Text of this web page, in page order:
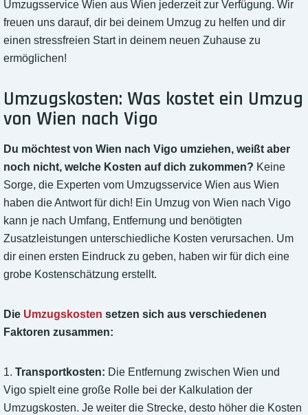
Umzugsservice Wien aus Wien jederzeit zur Verfügung. Wir
freuen uns darauf, dir bei deinem Umzug zu helfen und dir
einen stressfreien Start in deinem neuen Zuhause zu
ermöglichen!
Umzugskosten: Was kostet ein Umzug
von Wien nach Vigo
Du möchtest von Wien nach Vigo umziehen, weißt aber
noch nicht, welche Kosten auf dich zukommen? Keine
Sorge, die Experten vom Umzugsservice Wien aus Wien
haben die Antwort für dich! Ein Umzug von Wien nach Vigo
kann je nach Umfang, Entfernung und benötigten
Zusatzleistungen unterschiedliche Kosten verursachen. Um
dir einen ersten Eindruck zu geben, haben wir für dich eine
grobe Kostenschätzung erstellt.
Die Umzugskosten setzen sich aus verschiedenen
Faktoren zusammen:
1. Transportkosten: Die Entfernung zwischen Wien und
Vigo spielt eine große Rolle bei der Kalkulation der
Umzugskosten. Je weiter die Strecke, desto höher die Kosten